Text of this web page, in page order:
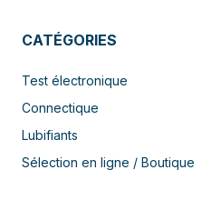
CATÉGORIES
Test électronique
Connectique
Lubifiants
Sélection en ligne / Boutique